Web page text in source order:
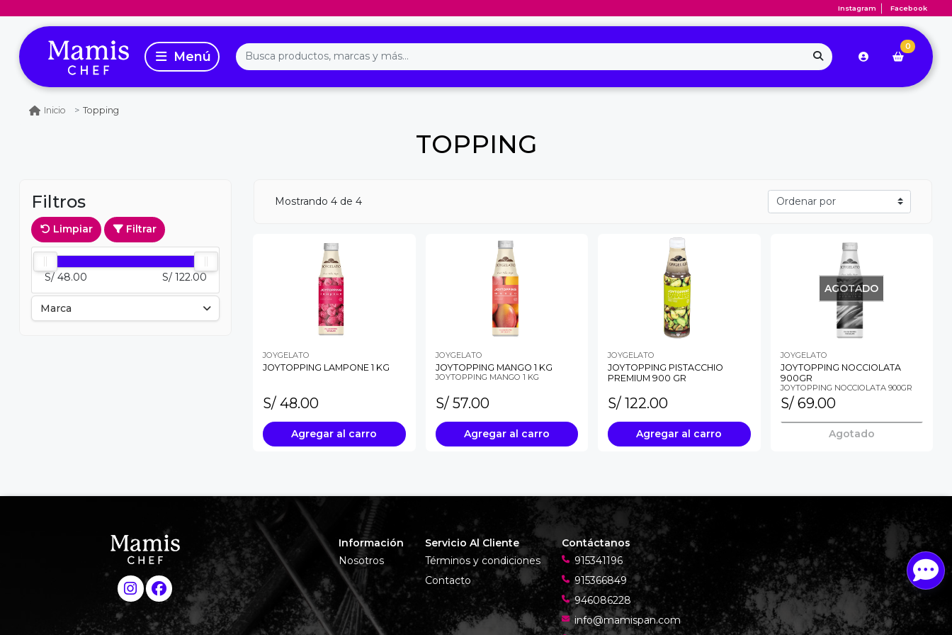
Instagram Facebook
0
Inicio Topping
TOPPING
Filtros
Limpiar Filtrar
S/ 48.00 S/ 122.00
Marca
Mostrando 4 de 4
JOYGELATO
JOYTOPPING LAMPONE 1 KG
S/ 48.00
Agregar al carro
JOYGELATO
JOYTOPPING MANGO 1 KG
JOYTOPPING MANGO 1 KG
S/ 57.00
Agregar al carro
JOYGELATO
JOYTOPPING PISTACCHIO
PREMIUM 900 GR
S/ 122.00
Agregar al carro
AGOTADO
JOYGELATO
JOYTOPPING NOCCIOLATA
900GR
JOYTOPPING NOCCIOLATA 900GR
S/ 69.00
Agotado
Información
Nosotros
Servicio Al Cliente
Términos y condiciones
Contacto
Contáctanos
915341196
915366849
946086228
info@mamispan.com